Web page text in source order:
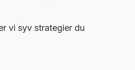
vi syv strategier du